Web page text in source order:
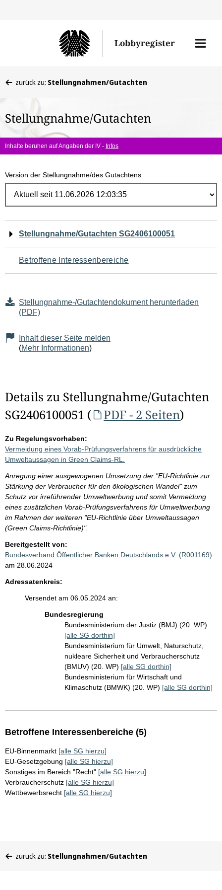
Lobbyregister
Menü
befinden
hier:
zurück zu: Stellungnahmen/Gutachten
Stellungnahme/Gutachten
Inhalte beruhen auf Angaben der IV - Infos
Version der Stellungnahme/des Gutachtens
Navigation
für
den
Seiteninhalt
Stellungnahme/Gutachten SG2406100051
Betroffene Interessenbereiche
Stellungnahme-/Gutachtendokument herunterladen
(PDF)
Inhalt dieser Seite melden
(Mehr Informationen)
Details zu Stellungnahme/Gutachten
SG2406100051 (
PDF - 2 Seiten)
Zu Regelungsvorhaben:
Vermeidung eines Vorab-Prüfungsverfahrens für ausdrückliche
Umweltaussagen in Green Claims-RL.
Anregung einer ausgewogenen Umsetzung der "EU-Richtlinie zur
Stärkung der Verbraucher für den ökologischen Wandel" zum
Schutz vor irreführender Umweltwerbung und somit Vermeidung
eines zusätzlichen Vorab-Prüfungsverfahrens für Umweltwerbung
im Rahmen der weiteren "EU-Richtlinie über Umweltaussagen
(Green Claims-Richtlinie)".
Bereitgestellt von:
Bundesverband Öffentlicher Banken Deutschlands e.V. (R001169)
am 28.06.2024
Adressatenkreis:
Versendet am 06.05.2024 an:
Bundesregierung
Bundesministerium der Justiz (BMJ) (20. WP)
[alle SG dorthin]
Bundesministerium für Umwelt, Naturschutz,
nukleare Sicherheit und Verbraucherschutz
(BMUV) (20. WP) [alle SG dorthin]
Bundesministerium für Wirtschaft und
Klimaschutz (BMWK) (20. WP) [alle SG dorthin]
Betroffene Interessenbereiche (5)
EU-Binnenmarkt [alle SG hierzu]
EU-Gesetzgebung [alle SG hierzu]
Sonstiges im Bereich "Recht" [alle SG hierzu]
Verbraucherschutz [alle SG hierzu]
Wettbewerbsrecht [alle SG hierzu]
befinden
zurück zu: Stellungnahmen/Gutachten